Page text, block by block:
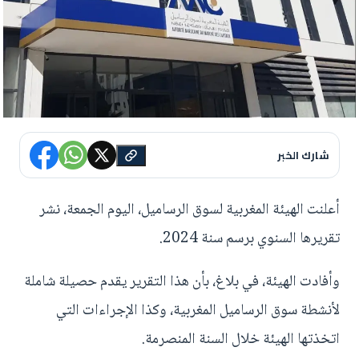
شارك الخبر
أعلنت الهيئة المغربية لسوق الرساميل، اليوم الجمعة، نشر
تقريرها السنوي برسم سنة 2024.
وأفادت الهيئة، في بلاغ، بأن هذا التقرير يقدم حصيلة شاملة
لأنشطة سوق الرساميل المغربية، وكذا الإجراءات التي
اتخذتها الهيئة خلال السنة المنصرمة.